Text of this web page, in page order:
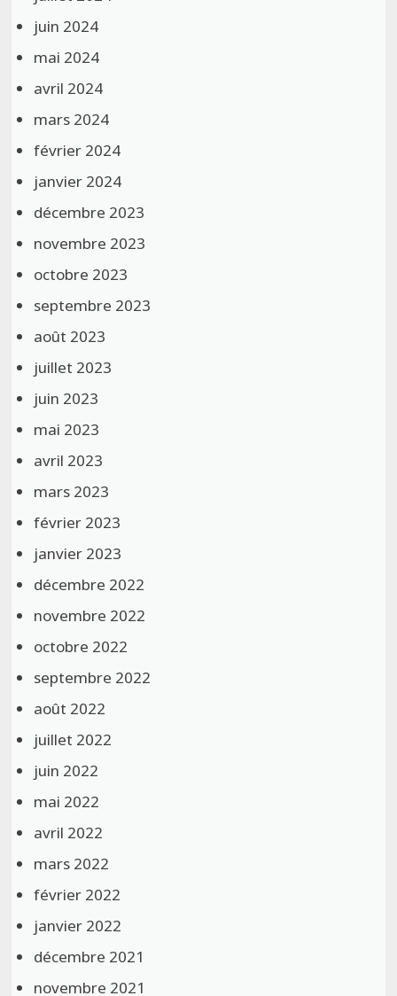
juin 2024
mai 2024
avril 2024
mars 2024
février 2024
janvier 2024
décembre 2023
novembre 2023
octobre 2023
septembre 2023
août 2023
juillet 2023
juin 2023
mai 2023
avril 2023
mars 2023
février 2023
janvier 2023
décembre 2022
novembre 2022
octobre 2022
septembre 2022
août 2022
juillet 2022
juin 2022
mai 2022
avril 2022
mars 2022
février 2022
janvier 2022
décembre 2021
novembre 2021